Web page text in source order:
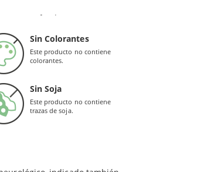
disolventes químicos, con
pureza, gran
grandes beneficios para la
de la salud
600 mg
400 mg
Sin Colorantes
Este producto no contiene
colorantes.
Sin Soja
Este producto no contiene
trazas de soja.